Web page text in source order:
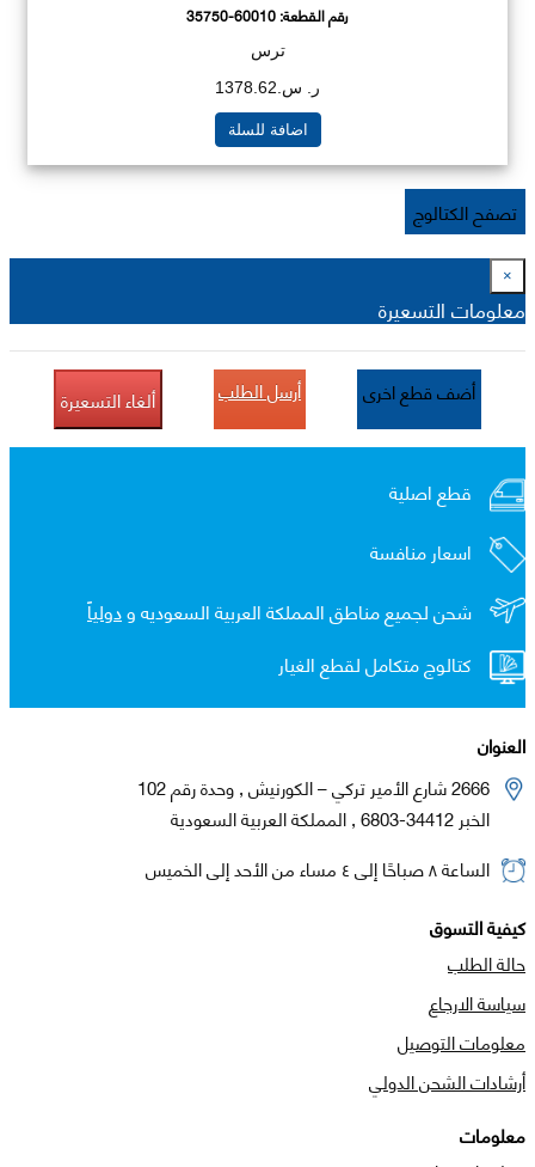
رقم القطعة:35750-60010
ترس
ر. س.1378.62
اضافة للسلة
تصفح الكتالوج
×
معلومات التسعيرة
أضف قطع اخرى أرسل الطلب ألغاء التسعيرة
قطع اصلية
اسعار منافسة
شحن لجميع مناطق المملكة العربية السعوديه ودولياً
كتالوج متكامل لقطع الغيار
العنوان
2666 شارع الأمير تركي – الكورنيش , وحدة رقم 102
الخبر 34412-6803 , المملكة العربية السعودية
الساعة ٨ صباحًا إلى ٤ مساء من الأحد إلى الخميس
كيفية التسوق
حالة الطلب
سياسة الارجاع
معلومات التوصيل
أرشادات الشحن الدولي
معلومات